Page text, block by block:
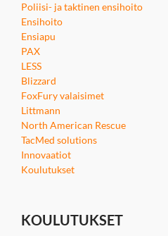
Poliisi- ja taktinen ensihoito
Ensihoito
Ensiapu
PAX
LESS
Blizzard
FoxFury valaisimet
Littmann
North American Rescue
TacMed solutions
Innovaatiot
Koulutukset
KOULUTUKSET